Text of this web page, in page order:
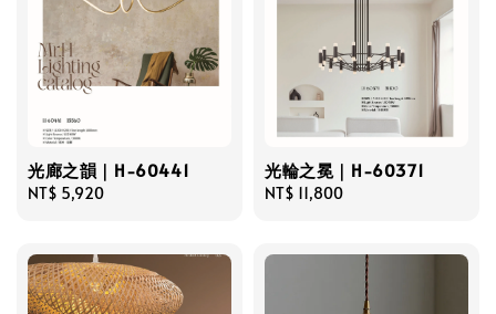
光廊之韻｜H-60441
Regular
NT$ 5,920
光輪之冕｜H-60371
Regular
NT$ 11,800